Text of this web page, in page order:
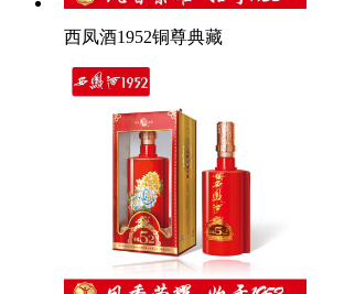
西凤酒1952铜尊典藏